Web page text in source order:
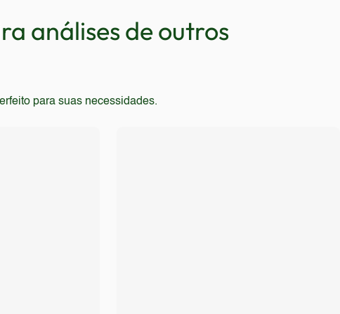
análises de outros
para suas necessidades.